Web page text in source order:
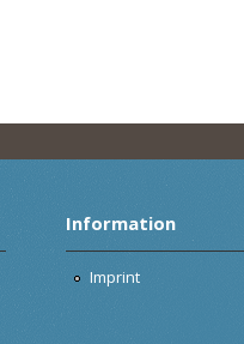
Information
Imprint